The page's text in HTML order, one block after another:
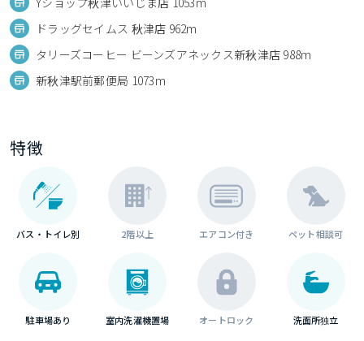
ドラッグセイムス 秋津店 962m
タリーズコーヒー ビーンズアネックス新秋津店 988m
新秋津駅前郵便局 1073m
特徴
バス・トイレ別 2階以上 エアコン付き ペット相談可
駐車場あり 室内洗濯機置場 オートロック 洗面所独立